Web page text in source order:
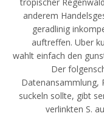
anderem
geradlinig
auftreffen. Uber
wahlt einfach den
Der
Datenansammlung,
suckeln sollte, gibt
verlinkten S.